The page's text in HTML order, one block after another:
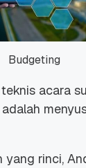
Budgeting
acara
yang rinci,